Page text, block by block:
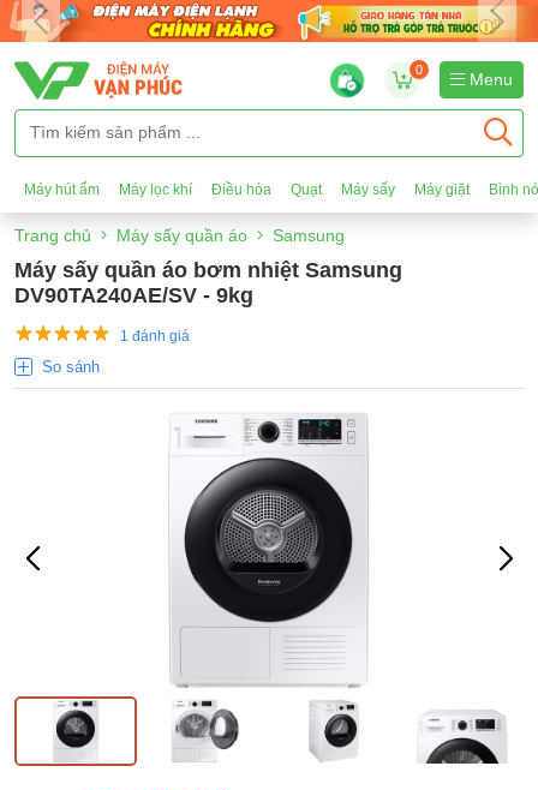
0
Menu
Máy hút ẩm Máy lọc khí Điều hòa Quạt Máy sấy Máy giặt Bình
Trang chủ Máy sấy quần áo Samsung
Máy sấy quần áo bơm nhiệt Samsung
DV90TA240AE/SV - 9kg
1 đánh giá
So sánh